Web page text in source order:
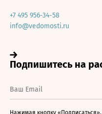
+7 495 956-34-58
info@vedomosti.ru
Нажимая кнопку